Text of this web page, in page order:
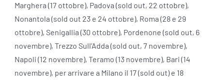
Marghera (17 ottobre), Padova (sold out, 22 ottobre),
Nonantola (sold out 23 e 24 ottobre), Roma (28 e 29
ottobre), Senigallia (30 ottobre), Pordenone (sold out, 6
novembre), Trezzo Sull’Adda (sold out, 7 novembre),
Napoli (12 novembre), Teramo (13 novembre), Bari (14
novembre), per arrivare a Milano il 17 (sold out) e 18